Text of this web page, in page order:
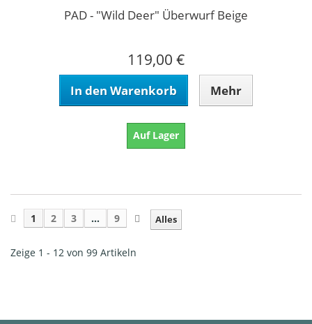
PAD - "Wild Deer" Überwurf Beige
119,00 €
In den Warenkorb Mehr
Auf Lager
Alles
1 2 3 ... 9
Zeige 1 - 12 von 99 Artikeln